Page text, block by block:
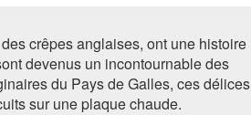
crêpes anglaises, ont une histoire
devenus un incontournable des
du Pays de Galles, ces délices
sur une plaque chaude.